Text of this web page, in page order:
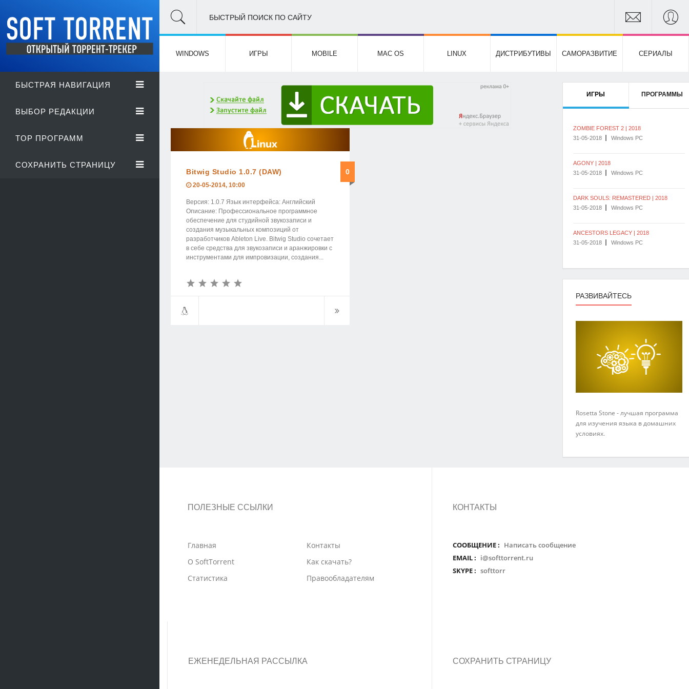
БЫСТРАЯ НАВИГАЦИЯ
ВЫБОР РЕДАКЦИИ
TOP ПРОГРАММ
СОХРАНИТЬ СТРАНИЦУ
БЫСТРЫЙ ПОИСК ПО САЙТУ
WINDOWS ИГРЫ MOBILE MAC OS LINUX ДИСТРИБУТИВЫ САМОРАЗВИТИЕ СЕРИАЛЫ
Bitwig Studio 1.0.7 (DAW) 0
20-05-2014, 10:00
Версия: 1.0.7 Язык интерфейса: Английский
Описание: Профессиональное программное
обеспечение для студийной звукозаписи и
создания музыкальных композиций от
разработчиков Ableton Live. Bitwig Studio сочетает
в себе средства для звукозаписи и аранжировки с
инструментами для импровизации, создания...
ИГРЫ ПРОГРАММЫ
ZOMBIE FOREST 2 | 2018
31-05-2018
Windows PC
AGONY | 2018
31-05-2018
Windows PC
DARK SOULS: REMASTERED | 2018
31-05-2018
Windows PC
ANCESTORS LEGACY | 2018
31-05-2018
Windows PC
РАЗВИВАЙТЕСЬ
Rosetta Stone - лучшая программа
для изучения языка в домашних
условиях.
ПОЛЕЗНЫЕ ССЫЛКИ
Главная
О SoftTorrent
Статистика
Контакты
Как скачать?
Правообладателям
КОНТАКТЫ
СООБЩЕНИЕ : Написать сообщение
EMAIL : i@softtorrent.ru
SKYPE : softtorr
ЕЖЕНЕДЕЛЬНАЯ РАССЫЛКА СОХРАНИТЬ СТРАНИЦУ